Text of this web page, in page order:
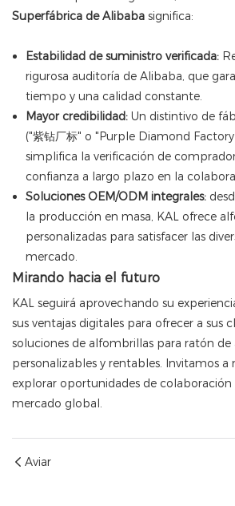
Superfábrica de Alibaba significa:
Estabilidad de suministro verificada:
rigurosa auditoría de Alibaba, que
tiempo y una calidad constante.
Mayor credibilidad:Un distintivo de
("紫钻厂标" o "Purple Diamond
simplifica la verificación de
confianza a largo plazo en la
Soluciones OEM/ODM integrales:
la producción en masa, KAL ofrece
personalizadas para satisfacer las
mercado.
Mirando hacia el futuro
KAL seguirá aprovechando su
sus ventajas digitales para ofrecer a sus
soluciones de alfombrillas para ratón de
personalizables y rentables. Invitamos a
explorar oportunidades de colaboración
mercado global.
Aviar